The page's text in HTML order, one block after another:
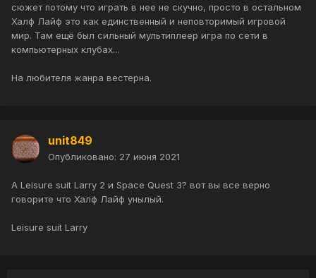
сюжет потому что играть в нее не скучно, просто в остальном
Халф Лайф это как единственный и неповторимый игровой
мир. Там ещё был сильный мультиплеер игра по сети в
компьютерных клубах...
На любителя жанра вестерна.
unit849
Опубликовано: 27 июня 2021
А Leisure suit Larry 2 и Space Quest 3? вот вы все верно
говорите что Халф Лайф унылый.
Leisure suit Larry